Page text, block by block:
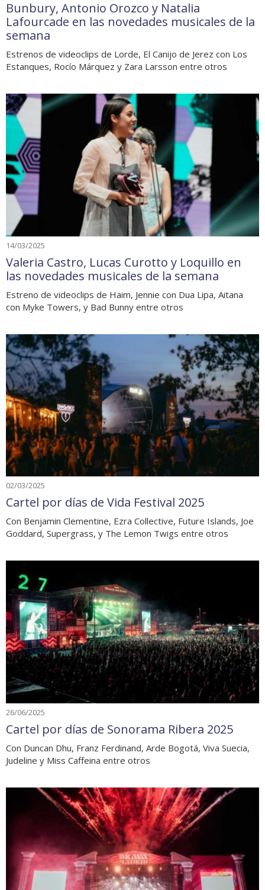
Bunbury, Antonio Orozco y Natalia
Lafourcade en las novedades musicales de la
semana
Estrenos de videoclips de Lorde, El Canijo de Jerez con Los
Estanques, Rocío Márquez y Zara Larsson entre otros
14/03/2025
Valeria Castro, Lucas Curotto y Loquillo en
las novedades musicales de la semana
Estreno de videoclips de Haim, Jennie con Dua Lipa, Aitana
con Myke Towers, y Bad Bunny entre otros
02/03/2025
Cartel por días de Vida Festival 2025
Con Benjamin Clementine, Ezra Collective, Future Islands, Joe
Goddard, Supergrass, y The Lemon Twigs entre otros
26/06/2025
Cartel por días de Sonorama Ribera 2025
Con Duncan Dhu, Franz Ferdinand, Arde Bogotá, Viva Suecia,
Judeline y Miss Caffeina entre otros